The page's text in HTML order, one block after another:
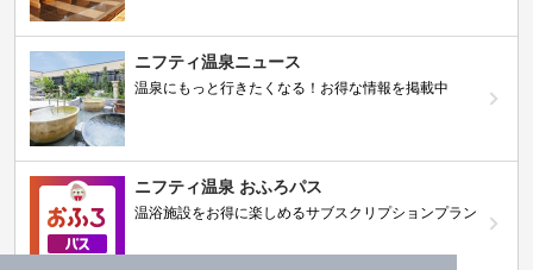
ニフティ温泉ニュース
温泉にもっと行きたくなる！お得な情報を掲載中
ニフティ温泉 おふろパス
温浴施設をお得に楽しめるサブスクリプションプラン